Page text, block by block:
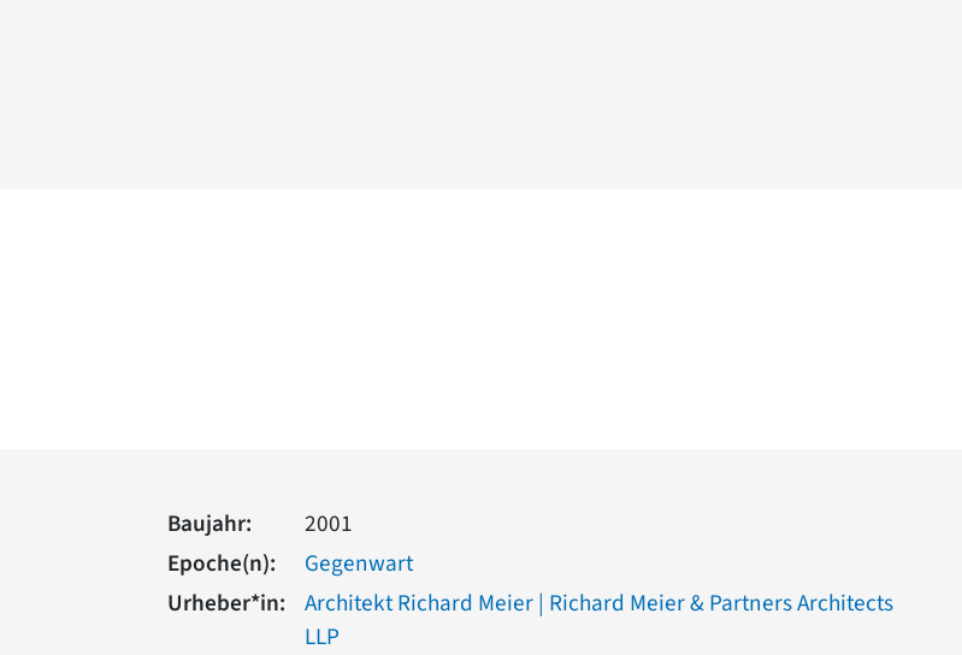
Baujahr:
2001
Epoche(n):
Gegenwart
Urheber*in:
Architekt Richard Meier | Richard Meier & Partners Architects
LLP